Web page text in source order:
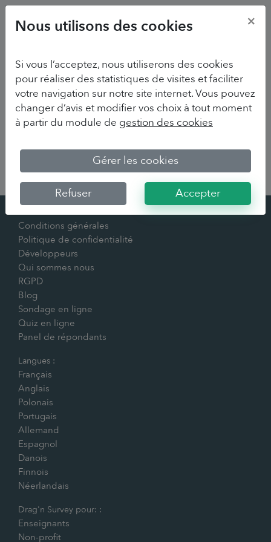
Contact
Conditions générales
Politique de confidentialité
Développeurs
Qui sommes nous
RGPD
Blog
Sondage en ligne
Quiz en ligne
Panel de répondants
Langues :
Français
Anglais
Polonais
Portugais
Allemand
Espagnol
Danois
Finnois
Néerlandais
Drag'n Survey pour: :
Enseignants
Non-profit
Nous utilisons des cookies ×
Si vous l’acceptez, nous utiliserons des cookies
pour réaliser des statistiques de visites et faciliter
votre navigation sur notre site internet. Vous pouvez
changer d’avis et modifier vos choix à tout moment
à partir du module de gestion des cookies
Gérer les cookies
Refuser Accepter